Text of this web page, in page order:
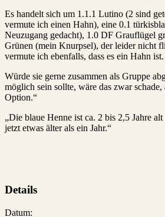
Es handelt sich um 1.1.1 Lutino (2 sind
vermute ich einen Hahn), eine 0.1
Neuzugang gedacht), 1.0 DF Grauflügel
Grünen (mein Knurpsel), der leider nicht
vermute ich ebenfalls, dass es ein Hahn ist.
Würde sie gerne zusammen als Gruppe
möglich sein sollte, wäre das zwar schade,
Option.“
„Die blaue Henne ist ca. 2 bis 2,5 Jahre
jetzt etwas älter als ein Jahr.“
Details
Datum: